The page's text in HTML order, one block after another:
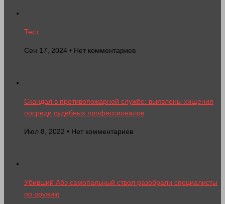
Тест
Сен 17, 2024 • Нет комментариев
Скандал в противопожарной службе: выявлены хищения
посреди судебных профессионалов
Июл 8, 2022 • Нет комментариев
Убивший Абэ самопальный ствол разобрали специалисты
по оружию